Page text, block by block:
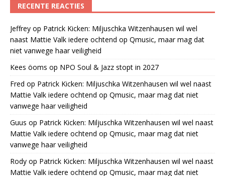
RECENTE REACTIES
Jeffrey op Patrick Kicken: Miljuschka Witzenhausen wil wel
naast Mattie Valk iedere ochtend op Qmusic, maar mag dat
niet vanwege haar veiligheid
Kees öoms op NPO Soul & Jazz stopt in 2027
Fred op Patrick Kicken: Miljuschka Witzenhausen wil wel naast
Mattie Valk iedere ochtend op Qmusic, maar mag dat niet
vanwege haar veiligheid
Guus op Patrick Kicken: Miljuschka Witzenhausen wil wel naast
Mattie Valk iedere ochtend op Qmusic, maar mag dat niet
vanwege haar veiligheid
Rody op Patrick Kicken: Miljuschka Witzenhausen wil wel naast
Mattie Valk iedere ochtend op Qmusic, maar mag dat niet